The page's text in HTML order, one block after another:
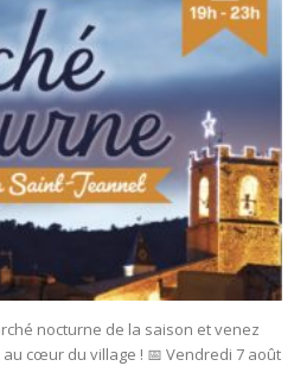
nocturne de la saison et venez
cœur du village ! 📅 Vendredi 7 août